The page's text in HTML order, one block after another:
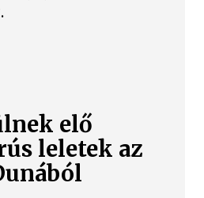
elő
leletek az